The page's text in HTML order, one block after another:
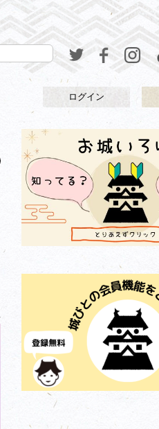
ログイン